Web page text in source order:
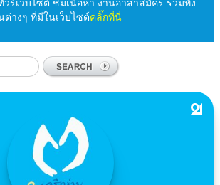
ต่างๆ ที่มีในเว็บไซต์คลิ๊กที่นี่